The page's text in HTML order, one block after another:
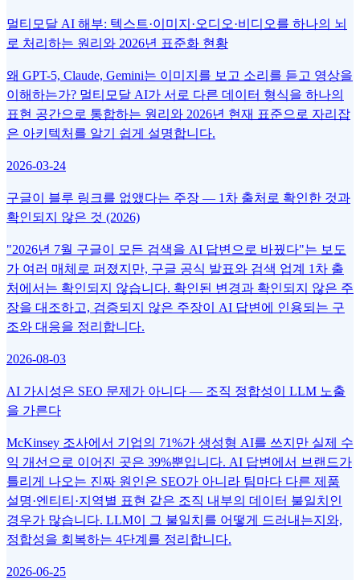
멀티모달 AI 해부: 텍스트·이미지·오디오·비디오를 하나의 뇌
로 처리하는 원리와 2026년 표준화 현황
왜 GPT-5, Claude, Gemini는 이미지를 보고 소리를 듣고 영상을
이해하는가? 멀티모달 AI가 서로 다른 데이터 형식을 하나의
표현 공간으로 통합하는 원리와 2026년 현재 표준으로 자리잡
은 아키텍처를 알기 쉽게 설명합니다.
2026-03-24
구글이 블루 링크를 없앴다는 주장 — 1차 출처로 확인한 것과
확인되지 않은 것 (2026)
"2026년 7월 구글이 모든 검색을 AI 답변으로 바꿨다"는 보도
가 여러 매체로 퍼졌지만, 구글 공식 발표와 검색 업계 1차 출
처에서는 확인되지 않습니다. 확인된 변경과 확인되지 않은 주
장을 대조하고, 검증되지 않은 주장이 AI 답변에 인용되는 구
조와 대응을 정리합니다.
2026-08-03
AI 가시성은 SEO 문제가 아니다 — 조직 정합성이 LLM 노출
을 가른다
McKinsey 조사에서 기업의 71%가 생성형 AI를 쓰지만 실제 수
익 개선으로 이어진 곳은 39%뿐입니다. AI 답변에서 브랜드가
틀리게 나오는 진짜 원인은 SEO가 아니라 팀마다 다른 제품
설명·엔티티·지역별 표현 같은 조직 내부의 데이터 불일치인
경우가 많습니다. LLM이 그 불일치를 어떻게 드러내는지와,
정합성을 회복하는 4단계를 정리합니다.
2026-06-25